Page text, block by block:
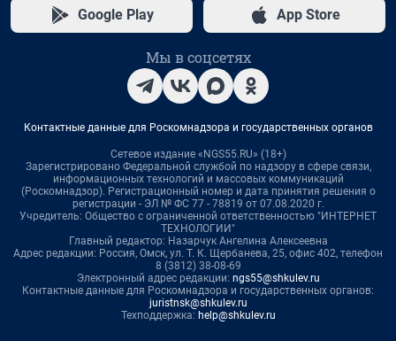
Google Play App Store
Мы в соцсетях
Контактные данные для Роскомнадзора и государственных органов
Сетевое издание «NGS55.RU» (18+)
Зарегистрировано Федеральной службой по надзору в сфере связи,
информационных технологий и массовых коммуникаций
(Роскомнадзор). Регистрационный номер и дата принятия решения о
регистрации - ЭЛ № ФС 77 - 78819 от 07.08.2020 г.
Учредитель: Общество с ограниченной ответственностью "ИНТЕРНЕТ
ТЕХНОЛОГИИ"
Главный редактор: Назарчук Ангелина Алексеевна
Адрес редакции: Россия, Омск, ул. Т. К. Щербанева, 25, офис 402, телефон
8 (3812) 38-08-69
Электронный адрес редакции: ngs55@shkulev.ru
Контактные данные для Роскомнадзора и государственных органов:
juristnsk@shkulev.ru
Техподдержка: help@shkulev.ru